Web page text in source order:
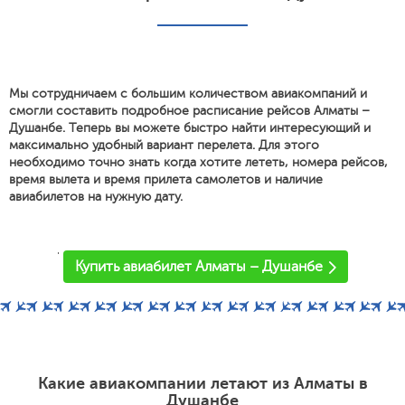
Мы сотрудничаем с большим количеством авиакомпаний и
смогли составить подробное расписание рейсов Алматы –
Душанбе. Теперь вы можете быстро найти интересующий и
максимально удобный вариант перелета. Для этого
необходимо точно знать когда хотите лететь, номера рейсов,
время вылета и время прилета самолетов и наличие
авиабилетов на нужную дату.
'
Купить авиабилет Алматы – Душанбе
Какие авиакомпании летают из Алматы в
Душанбе